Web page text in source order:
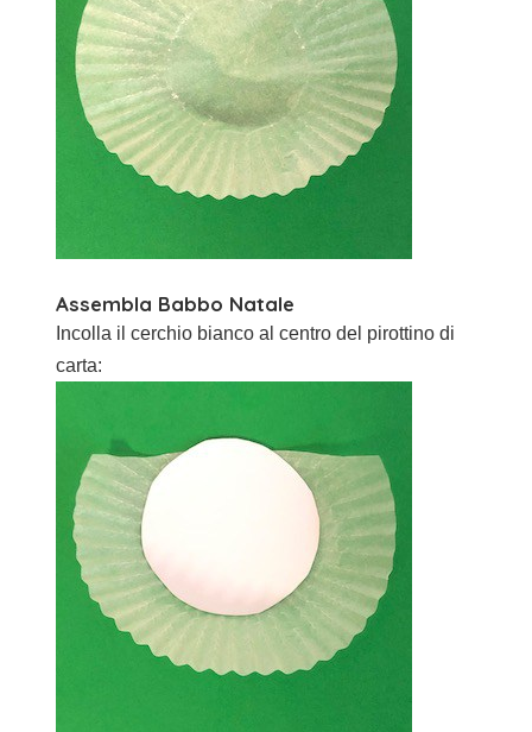
Assembla Babbo Natale
Incolla il cerchio bianco al centro del pirottino di
carta: